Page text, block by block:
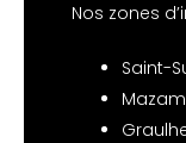
Nos zones
Saint-